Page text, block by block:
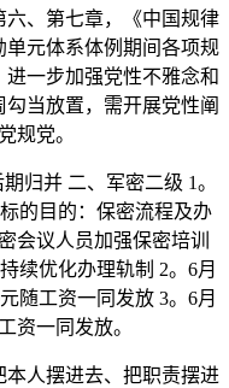
、第七章，《中国规律
元体系体例期间各项规
一步加强党性不雅念和
当放置，需开展党性阐
规党。
并 二、军密二级 1。
的目的：保密流程及办
会议人员加强保密培训
续优化办理轨制 2。6月
随工资一同发放 3。6月
资一同发放。
人摆进去、把职责摆进